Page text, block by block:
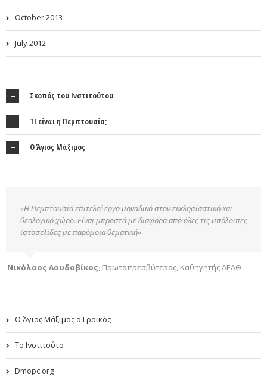
October 2013
July 2012
Σκοπός του Ινστιτούτου
ΤΙ είναι η Πεμπτουσία;
Ο Άγιος Μάξιμος
«Η Πεμπτουσία επιτελεί έργο μοναδικό στον εκκλησιαστικό και
θεολογικό χώρο. Είναι μπροστά με διαφορά από όλες τις υπόλοιπες
ιστοσελίδες με παρόμοια θεματική»
Νικόλαος Λουδοβίκος Πρωτοπρεσβύτερος, Καθηγητής ΑΕΑΘ
Ο Άγιος Μάξιμος ο Γραικός
Το Ινστιτούτο
Dmopc.org